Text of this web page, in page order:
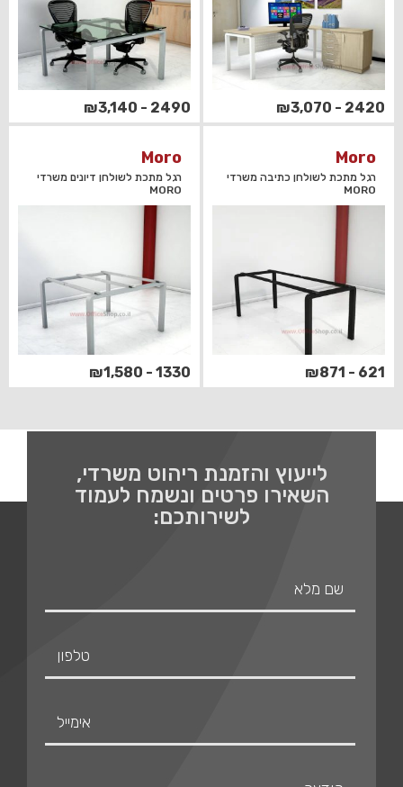
2420 - ₪3,070
2490 - ₪3,140
Moro
רגל מתכת לשולחן כתיבה משרדי
MORO
621 - ₪871
Moro
רגל מתכת לשולחן דיונים משרדי
MORO
1330 - ₪1,580
לייעוץ והזמנת ריהוט משרדי,
השאירו פרטים ונשמח לעמוד
לשירותכם: